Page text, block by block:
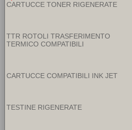
CARTUCCE TONER RIGENERATE
TTR ROTOLI TRASFERIMENTO
TERMICO COMPATIBILI
CARTUCCE COMPATIBILI INK JET
TESTINE RIGENERATE